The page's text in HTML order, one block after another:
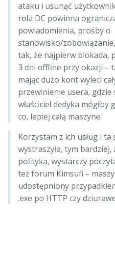
ataku i usunąć
rola DC powinna
powiadomienia, prośby o
stanowisko/
tak, że najpierw blokada,
3 dni offline przy okazji –
mając dużo kont wyleci
przewinienie usera, gdzie
właściciel dedyka mógłby
co, lepiej całą maszyne.
Korzystam z ich usług i ta
wystraszyła, tym
polityka, wystarczy
też forum Kimsufi –
udostępniony
.exe po HTTP czy